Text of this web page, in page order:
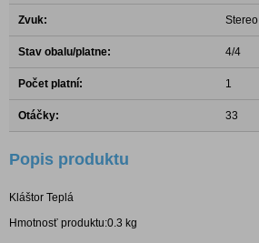
Zvuk: Stereo
Stav obalu/platne: 4/4
Počet platní: 1
Otáčky: 33
Popis produktu
Kláštor Teplá
Hmotnosť produktu:0.3 kg